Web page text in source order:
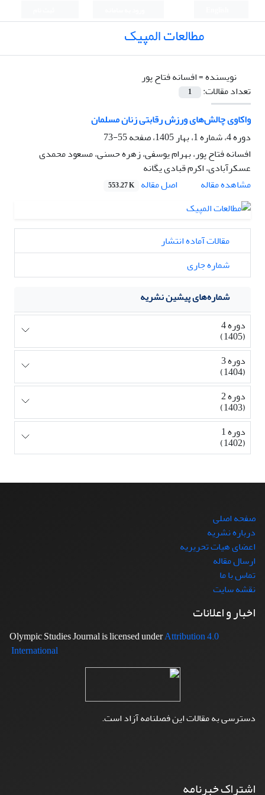
مطالعات المپیک
نویسنده =افسانه فتاح پور
تعداد مقالات:
1
واکاوی چالش‌های ورزش رقابتی زنان مسلمان
دوره 4، شماره 1، بهار 1405، صفحه
55-73
افسانه فتاح پور، بهرام یوسفی، زهره حسنی، مسعود محمدی
عسکرآبادی، اکرم قبادی یگانه
مشاهده مقاله
اصل مقاله 553.27 K
مقالات آماده انتشار
شماره جاری
شماره‌های پیشین نشریه
دوره 4
(1405)
دوره 3
(1404)
دوره 2
(1403)
دوره 1
(1402)
صفحه اصلی
درباره نشریه
اعضای هیات تحریریه
ارسال مقاله
تماس با ما
نقشه سایت
اخبار و اعلانات
Attribution 4.0
International
دسترسی به مقالات این فصلنامه آزاد است.
اشتراک خبرنامه